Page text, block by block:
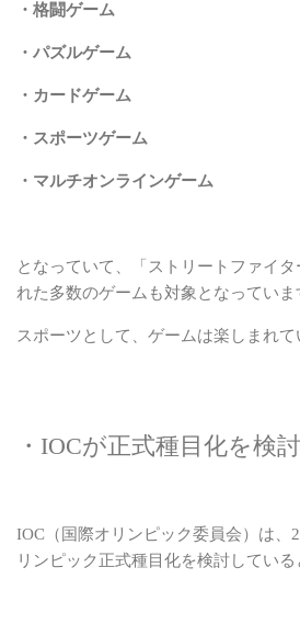
・格闘ゲーム
・パズルゲーム
・カードゲーム
・スポーツゲーム
・マルチオンラインゲーム
となっていて、「ストリートファイ
れた多数のゲームも対象と なっていま
スポーツとして、ゲームは楽しまれて
・IOCが正式種目化を検討
IOC（国際オリンピック委員会）は、
リンピック正式種目化を検討している